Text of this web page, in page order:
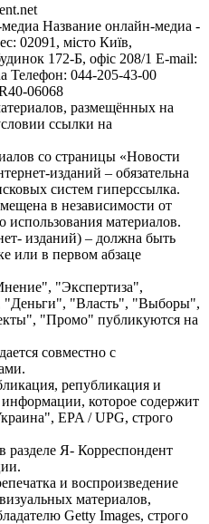
Название онлайн-медиа -
02091, місто Київ,
172-Б, офіс 208/1 E-mail:
Телефон: 044-205-43-00
06068
размещённых на
ссылки на
со страницы «Новости
изданий – обязательна
систем гиперссылка.
в независимости от
использования материалов.
изданий) – должна быть
или в первом абзаце
"Экспертиза",
"Деньги", "Власть", "Выборы",
"Промо" публикуются на
совместно с
републикация и
информации, которое содержит
EPA / UPG, строго
разделе Я- Корреспондент
и воспроизведение
материалов,
Getty Images, строго